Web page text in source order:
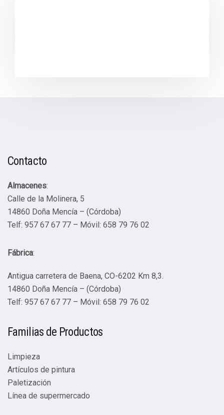
Contacto
Almacenes:
Calle de la Molinera, 5
14860 Doña Mencía – (Córdoba)
Telf: 957 67 67 77 – Móvil: 658 79 76 02
Fábrica:
Antigua carretera de Baena, CO-6202 Km 8,3.
14860 Doña Mencía – (Córdoba)
Telf: 957 67 67 77 – Móvil: 658 79 76 02
Familias de Productos
Limpieza
Artículos de pintura
Paletización
Línea de supermercado